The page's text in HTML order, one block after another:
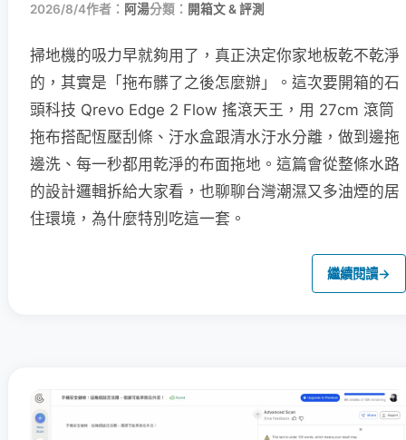
2026/8/4作者： 阿湯分類： 開箱文 & 評測
掃地機的吸力早就夠用了，真正決定你家地板乾不乾淨
的，其實是「拖布髒了之後怎麼辦」。這次要開箱的石
頭科技 Qrevo Edge 2 Flow 搖滾天王，用 27cm 滾筒
拖布搭配恆壓刮條、汙水盒跟清水汙水分離，做到邊拖
邊洗、每一秒都用乾淨的布面拖地。這篇會從整條水路
的設計邏輯拆給大家看，也聊聊台灣潮濕又多油煙的居
住環境，為什麼特別吃這一套。
繼續閱讀→